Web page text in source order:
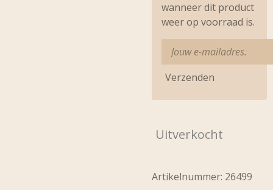
wanneer dit product
weer op voorraad is.
Verzenden
Uitverkocht
Artikelnummer: 26499